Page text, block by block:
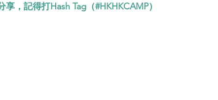
，記得打Hash Tag（#HKHKCAMP）